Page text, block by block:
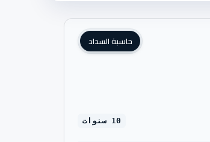
حاسبة السداد
10 سنوات